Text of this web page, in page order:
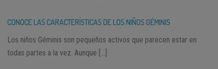
CONOCE LAS CARACTERÍSTICAS DE LOS NIÑOS GÉMINIS
Los niños Géminis son pequeños activos que parecen estar en
todas partes a la vez. Aunque […]